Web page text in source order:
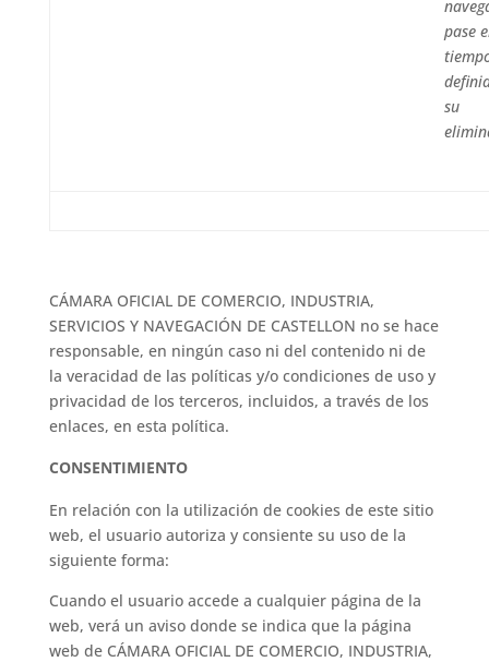
pase
su
CÁMARA OFICIAL DE COMERCIO, INDUSTRIA,
SERVICIOS Y NAVEGACIÓN DE CASTELLON no se hace
responsable, en ningún caso ni del contenido ni de
la veracidad de las políticas y/o condiciones de uso y
privacidad de los terceros, incluidos, a través de los
enlaces, en esta política.
CONSENTIMIENTO
En relación con la utilización de cookies de este sitio
web, el usuario autoriza y consiente su uso de la
siguiente forma:
Cuando el usuario accede a cualquier página de la
web, verá un aviso donde se indica que la página
web de CÁMARA OFICIAL DE COMERCIO, INDUSTRIA,